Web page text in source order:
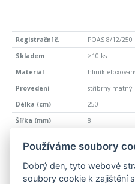
POAS 8/12/250
>10 ks
hliník
stříbrný matný
250
8
225,00 Kč
272,25 Kč
Používáme soubory
Dobrý den, tyto webové
soubory cookie k zajištění